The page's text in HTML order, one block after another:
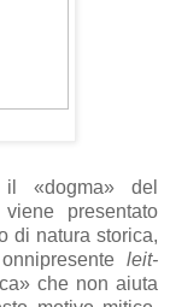
il «dogma» del
presentato
di natura storica,
leit-
che non aiuta